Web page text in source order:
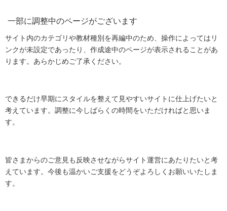
一部に調整中のページがございます
サイト内のカテゴリや教材種別を再編中のため、操作によってはリ
ンクが未設定であったり、作成途中のページが表示されることがあ
ります。あらかじめご了承ください。
できるだけ早期にスタイルを整えて見やすいサイトに仕上げたいと
考えています。調整に今しばらくの時間をいただければと思いま
す。
皆さまからのご意見も反映させながらサイト運営にあたりたいと考
えています。今後も温かいご支援をどうぞよろしくお願いいたしま
す。